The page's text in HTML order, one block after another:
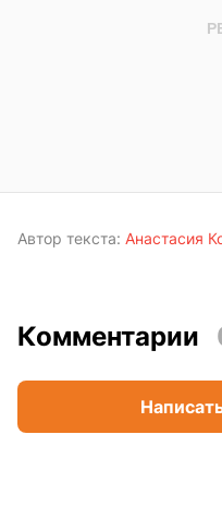
Автор текста: Анастасия
Комментарии